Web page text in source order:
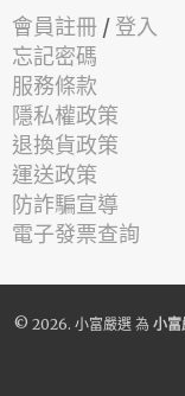
會員註冊 / 登入
忘記密碼
服務條款
隱私權政策
退換貨政策
運送政策
防詐騙宣導
電子發票查詢
© 2026. 小富嚴選為 小富